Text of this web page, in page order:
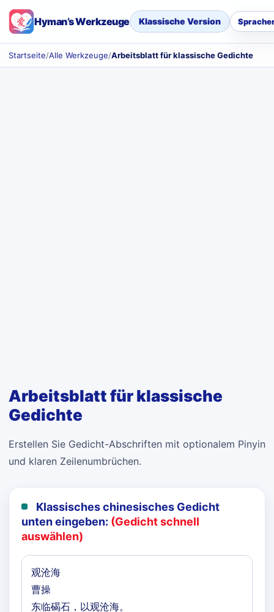
Hyman’s Werkzeuge Klassische Version
Startseite/Alle Werkzeuge/Arbeitsblatt für klassische Gedichte
Arbeitsblatt für klassische
Gedichte
Erstellen Sie Gedicht-Abschriften mit optionalem Pinyin
und klaren Zeilenumbrüchen.
Klassisches chinesisches Gedicht
unten eingeben: (Gedicht schnell
auswählen)